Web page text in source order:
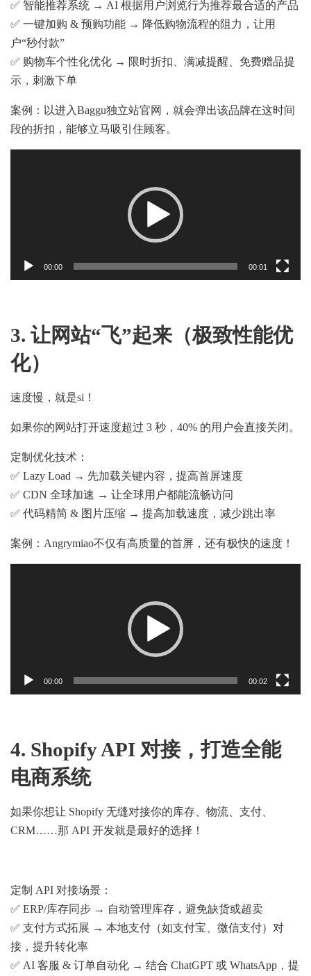
✅ 智能推荐系统 → AI 根据用户浏览行为推荐最合适的产品
✅ 一键加购 & 预购功能 → 降低购物流程的阻力，让用
户“秒付款”
✅ 购物车个性化优化 → 限时折扣、满减提醒、免费赠品提
示，刺激下单
案例：以进入Baggu独立站官网，就会弹出该品牌在这时间
段的折扣，能够立马吸引住顾客。
00:00 00:01
3. 让网站“飞”起来（极致性能优
化）
速度慢，就是si！
如果你的网站打开速度超过 3 秒，40% 的用户会直接关闭。
定制优化技术：
✅ Lazy Load → 先加载关键内容，提高首屏速度
✅ CDN 全球加速 → 让全球用户都能流畅访问
✅ 代码精简 & 图片压缩 → 提高加载速度，减少跳出率
案例：Angrymiao不仅有高质量的首屏，还有极快的速度！
00:00 00:02
4. Shopify API 对接，打造全能
电商系统
如果你想让 Shopify 无缝对接你的库存、物流、支付、
CRM……那 API 开发就是最好的选择！
定制 API 对接场景：
✅ ERP/库存同步 → 自动管理库存，避免缺货或超卖
✅ 支付方式拓展 → 本地支付（如支付宝、微信支付）对
接，提升转化率
✅ AI 客服 & 订单自动化 → 结合 ChatGPT 或 WhatsApp，提